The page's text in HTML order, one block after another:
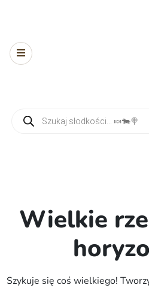
Wielkie
Szykuje się coś wielkiego!